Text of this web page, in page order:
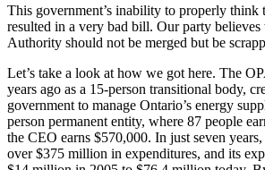
This government’s inability to properly think
resulted in a very bad bill. Our party
Authority should not be merged but be
Let’s take a look at how we got here. The
years ago as a 15-person transitional body,
government to manage Ontario’s energy
person permanent entity, where 87 people
the CEO earns $570,000. In just seven
over $375 million in expenditures, and its